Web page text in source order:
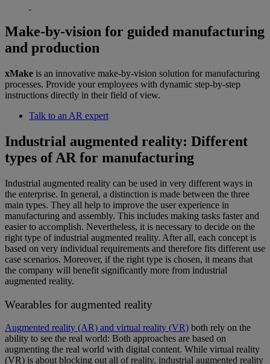
Make-by-vision for guided manufacturing
and production
xMake is an innovative make-by-vision solution for manufacturing
processes. Provide your employees with dynamic step-by-step
instructions directly in their field of view.
Talk to an AR expert
Industrial augmented reality: Different
types of AR for manufacturing
Industrial augmented reality can be used in very different ways in
the enterprise. In general, a distinction is made between the three
main types. They all help to improve the user experience in
manufacturing and assembly. This includes making tasks faster and
easier to accomplish. Nevertheless, it is necessary to decide on the
right type of industrial augmented reality. After all, each concept is
based on very individual requirements and therefore fits different use
case scenarios. Moreover, if the right type is chosen, it means that
the company will benefit significantly more from industrial
augmented reality.
Wearables for augmented reality
Augmented reality (AR) and virtual reality (VR) both rely on the
ability to see the real world: Both approaches are based on
augmenting the real world with digital content. While virtual reality
(VR) is about blocking out all of reality, industrial augmented reality